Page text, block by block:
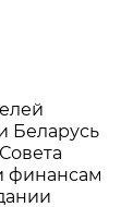
Беларусь
финансам